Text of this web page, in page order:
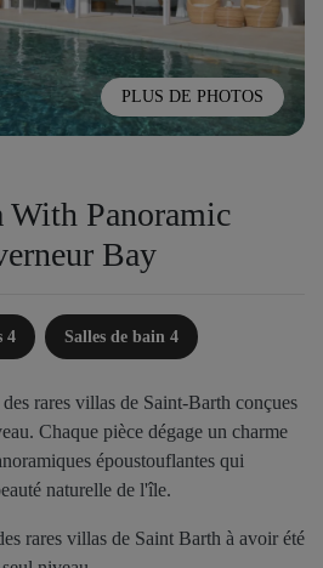
PLUS DE PHOTOS
Panoramic
Bay
4 Salles de bain 4
rares villas de Saint-Barth conçues
Chaque pièce dégage un charme
époustouflantes qui
naturelle de l'île.
rares villas de Saint Barth à avoir été